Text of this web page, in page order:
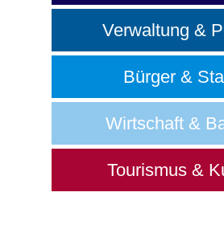
Verwaltung &
Bürger &
Wirtschaft &
Tourismus &